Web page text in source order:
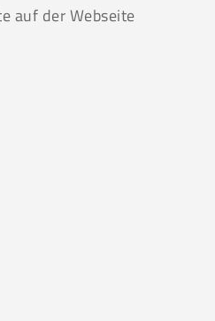
auf der Webseite